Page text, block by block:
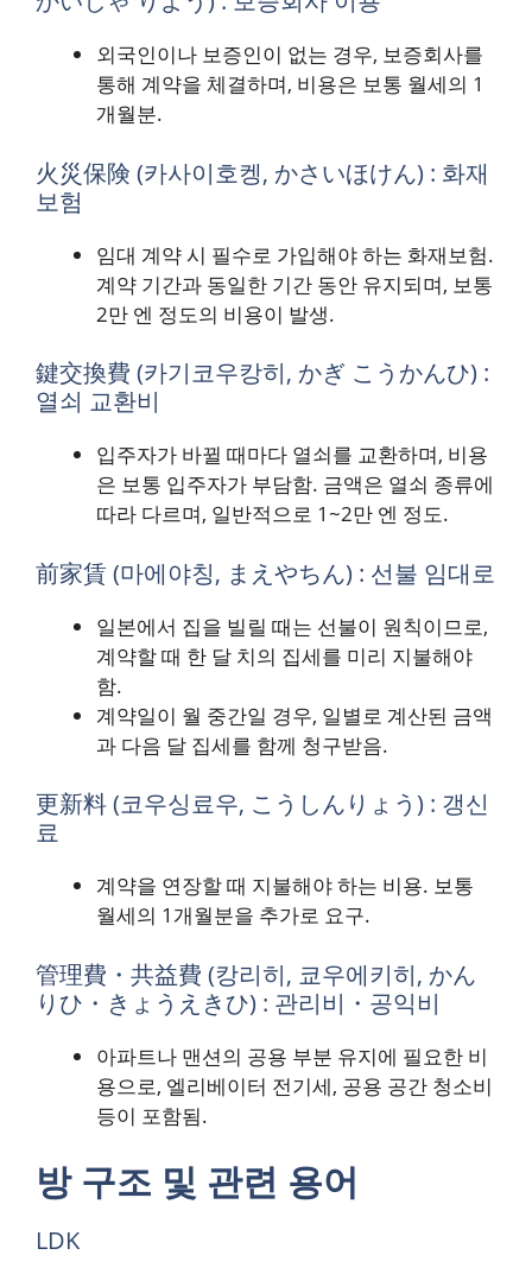
외국인이나 보증인이 없는 경우, 보증회사를
통해 계약을 체결하며, 비용은 보통 월세의 1
개월분.
火災保険 (카사이호켕, かさいほけん) : 화재
보험
임대 계약 시 필수로 가입해야 하는 화재보험.
계약 기간과 동일한 기간 동안 유지되며, 보통
2만 엔 정도의 비용이 발생.
鍵交換費 (카기코우캉히, かぎ こうかんひ) :
열쇠 교환비
입주자가 바뀔 때마다 열쇠를 교환하며, 비용
은 보통 입주자가 부담함. 금액은 열쇠 종류에
따라 다르며, 일반적으로 1~2만 엔 정도.
前家賃 (마에야칭, まえやちん) : 선불 임대로
일본에서 집을 빌릴 때는 선불이 원칙이므로,
계약할 때 한 달 치의 집세를 미리 지불해야
함.
계약일이 월 중간일 경우, 일별로 계산된 금액
과 다음 달 집세를 함께 청구받음.
更新料 (코우싱료우, こうしんりょう) : 갱신
료
계약을 연장할 때 지불해야 하는 비용. 보통
월세의 1개월분을 추가로 요구.
管理費・共益費 (캉리히, 쿄우에키히, かん
りひ・きょうえきひ) : 관리비・공익비
아파트나 맨션의 공용 부분 유지에 필요한 비
용으로, 엘리베이터 전기세, 공용 공간 청소비
등이 포함됨.
방 구조 및 관련 용어
LDK